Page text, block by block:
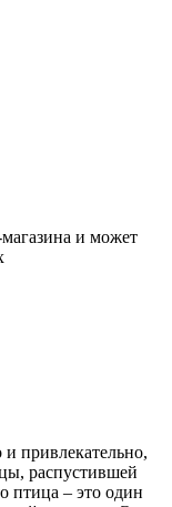
и может
привлекательно,
распустившей
птица – это один